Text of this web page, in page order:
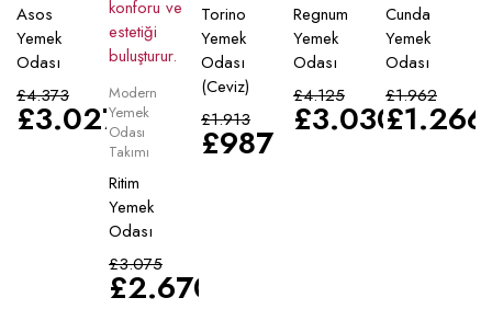
Asos
Yemek
Odası
£4.373
£3.027
Modern
Yemek
Odası
Takımı
Ritim
Yemek
Odası
£3.075
£2.670
Torino
Yemek
Odası
(Ceviz)
£1.913
£987
Regnum
Yemek
Odası
£4.125
£3.030
Cunda
Yemek
Odası
£1.962
£1.266